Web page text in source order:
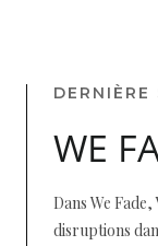
DERNIÈRE
WE
Dans We
disruptions